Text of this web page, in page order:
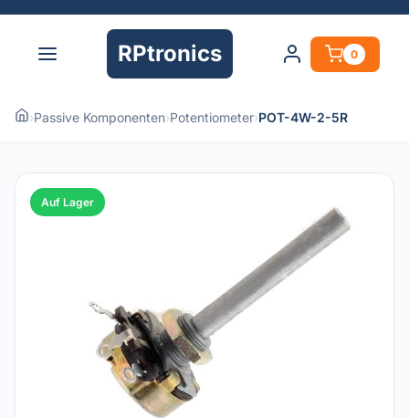
RPtronics 0
›Passive Komponenten›Potentiometer›POT-4W-2-5R
Auf Lager